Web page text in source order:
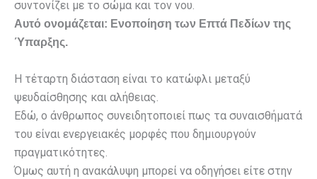
συντονίζει με το σώμα και τον νου.
Αυτό ονομάζεται: Ενοποίηση των Επτά Πεδίων της
Ύπαρξης.
Η τέταρτη διάσταση είναι το κατώφλι μεταξύ
ψευδαίσθησης και αλήθειας.
Εδώ, ο άνθρωπος συνειδητοποιεί πως τα συναισθήματά
του είναι ενεργειακές μορφές που δημιουργούν
πραγματικότητες.
Όμως αυτή η ανακάλυψη μπορεί να οδηγήσει είτε στην